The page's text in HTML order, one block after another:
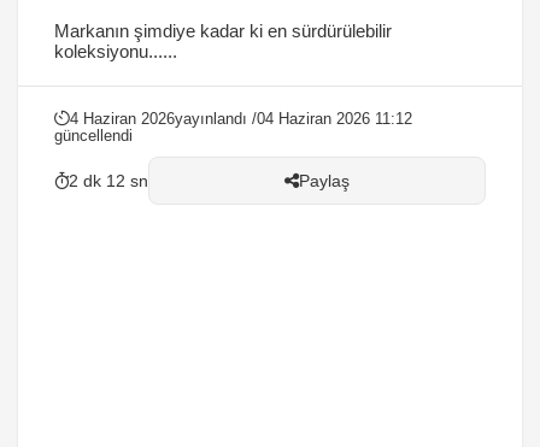
Markanın şimdiye kadar ki en sürdürülebilir
koleksiyonu......
4 Haziran 2026yayınlandı /04 Haziran 2026 11:12
güncellendi
2 dk 12 sn Paylaş